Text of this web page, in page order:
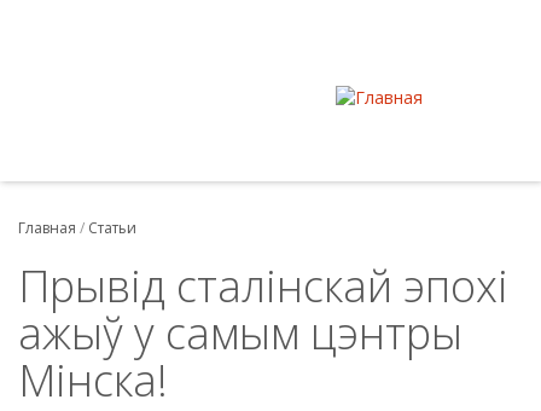
Главная / Статьи
Прывід сталінскай эпохі
ажыў у самым цэнтры
Мінска!